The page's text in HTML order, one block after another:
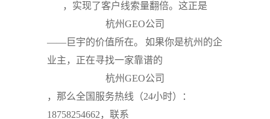
，实现了客户线索量翻倍。这正是
杭州GEO公司
——巨宇的价值所在。
如果你是杭州的企
业主，正在寻找一家靠谱的
杭州GEO公司
，那么全国服务热线（24小时）：
18758254662，联系